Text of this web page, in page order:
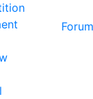
Forum